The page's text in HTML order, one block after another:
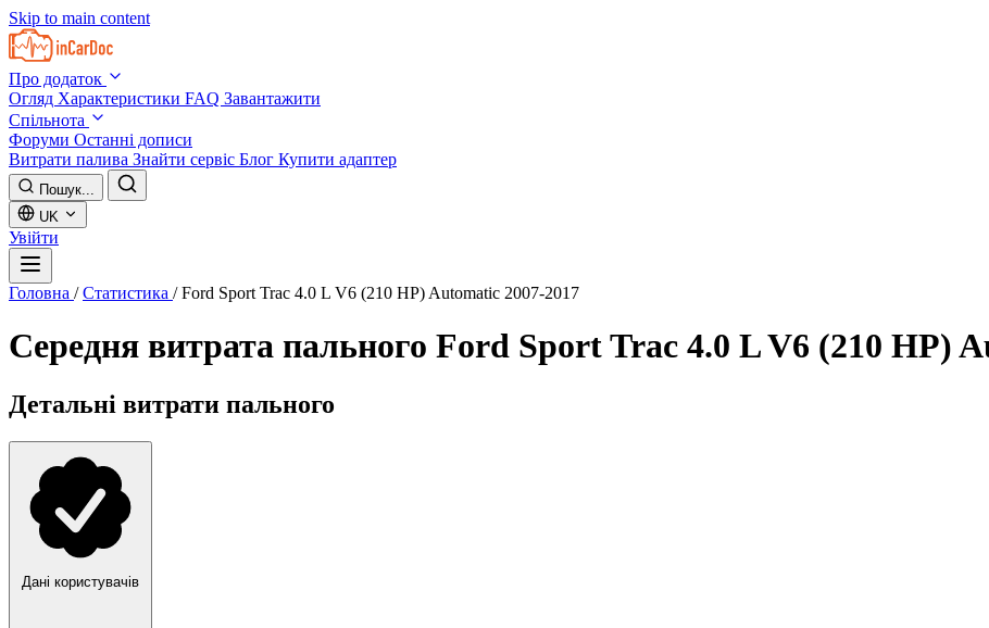
Skip to main content
Про додаток
Огляд Характеристики FAQ Завантажити
Спільнота
Форуми Останні дописи
Витрати палива Знайти сервіс Блог Купити адаптер
Пошук...
UK
Увійти
Головна / Статистика / Ford Sport Trac 4.0 L V6 (210 HP) Automatic 2007-2017
Середня витрата пального Ford Sport Trac 4.0 L V6 (210 HP)
Детальні витрати пального
Дані користувачів